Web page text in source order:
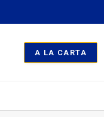
A LA CARTA